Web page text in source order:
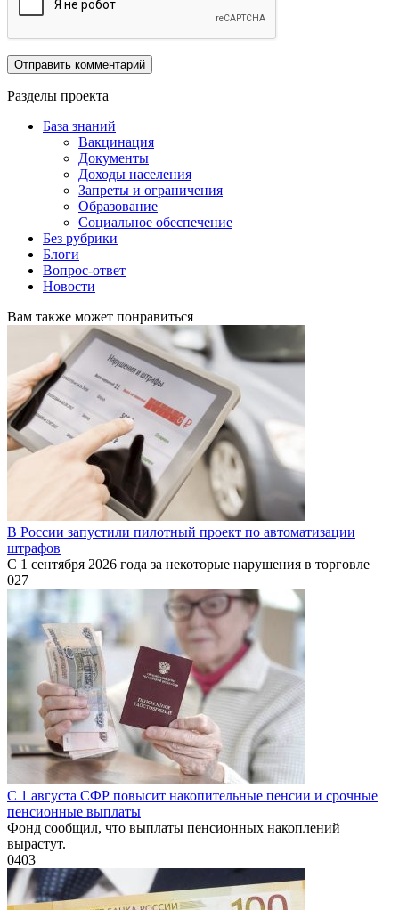
Разделы проекта
База знаний
Вакцинация
Документы
Доходы населения
Запреты и ограничения
Образование
Социальное обеспечение
Без рубрики
Блоги
Вопрос-ответ
Новости
Вам также может понравиться
В России запустили пилотный проект по автоматизации
штрафов
С 1 сентября 2026 года за некоторые нарушения в торговле
027
С 1 августа СФР повысит накопительные пенсии и срочные
пенсионные выплаты
Фонд сообщил, что выплаты пенсионных накоплений
вырастут.
0403